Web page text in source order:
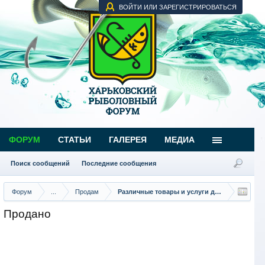
ВОЙТИ ИЛИ ЗАРЕГИСТРИРОВАТЬСЯ
Форум Продам Различные товары и услуги для рыбаков
Продано
ФОРУМ
Поиск сообщений Последние сообщения
СТАТЬИ ГАЛЕРЕЯ МЕДИА